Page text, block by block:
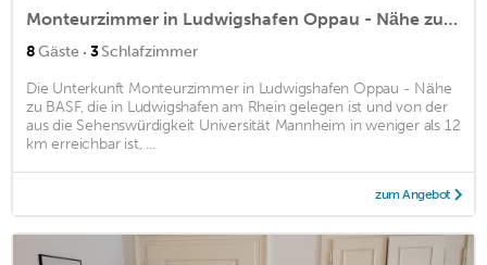
Monteurzimmer in Ludwigshafen Oppau - Nähe zu BASF
8Gäste · 3Schlafzimmer
Die Unterkunft Monteurzimmer in Ludwigshafen Oppau - Nähe
zu BASF, die in Ludwigshafen am Rhein gelegen ist und von der
aus die Sehenswürdigkeit Universität Mannheim in weniger als 12
km erreichbar ist, ...
zum Angebot